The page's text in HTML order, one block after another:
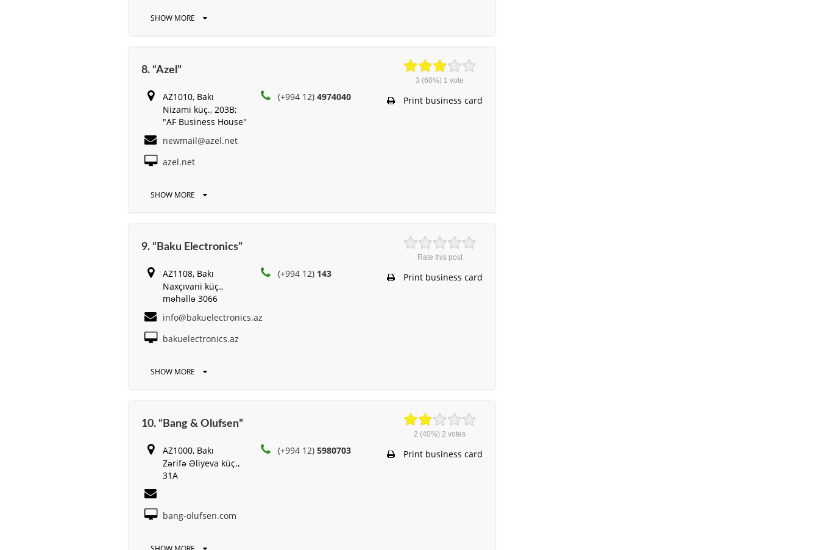
SHOW MORE
8. “Azel”
AZ1010, Bakı
Nizami küç., 203B;
"AF Business House"
(+994 12)4974040
newmail@azel.net
azel.net
SHOW MORE
3 (60%) 1 vote
Print business card
9. “Baku Electronics”
AZ1108, Bakı
Naxçıvani küç.,
məhəllə 3066
(+994 12) 143
info@bakuelectronics.az
bakuelectronics.az
SHOW MORE
Rate this post
Print business card
10. “Bang & Olufsen”
AZ1000, Bakı
Zərifə Əliyeva küç.,
31A
(+994 12)5980703
bang-olufsen.com
2 (40%) 2 votes
Print business card